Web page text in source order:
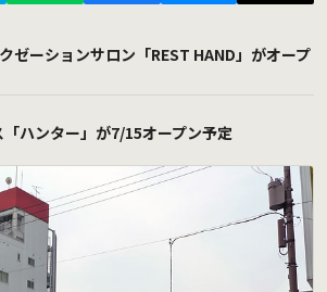
ゼーションサロン「REST HAND」がオープ
「ハンター」が7/15オープン予定